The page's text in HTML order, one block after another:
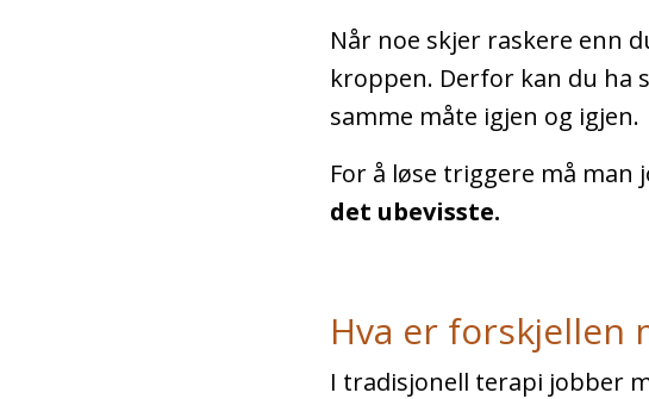
Når noe skjer raskere enn
kroppen. Derfor kan du ha
samme måte igjen og igjen.
For å løse triggere må
det ubevisste.
Hva er forskjellen
I tradisjonell terapi jobber